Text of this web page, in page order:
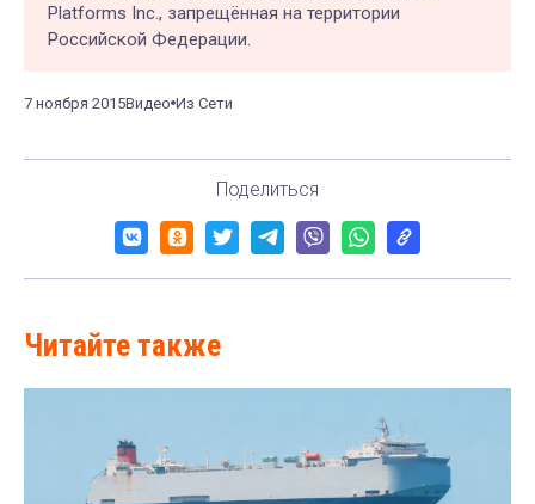
Platforms Inc., запрещённая на территории
Российской Федерации.
7 ноября 2015Видео Из Сети
Поделиться
Читайте также